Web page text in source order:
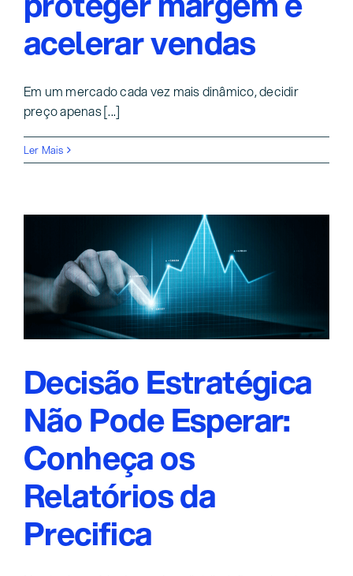
acelerar vendas
Em um mercado cada vez mais dinâmico, decidir
preço apenas [...]
Ler Mais
Decisão Estratégica
Não Pode Esperar:
Conheça os
Relatórios da
Precifica